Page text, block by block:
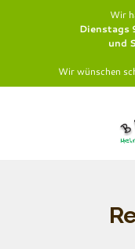
Wir
und
Wir wünschen